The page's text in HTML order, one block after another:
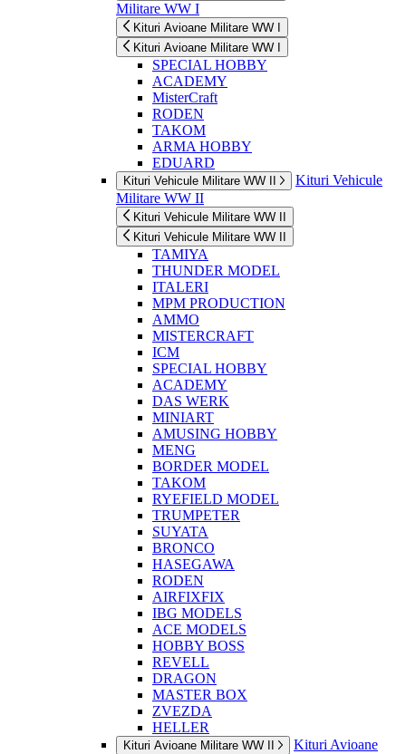
Militare WW I
Kituri Avioane Militare WW I
Kituri Avioane Militare WW I
SPECIAL HOBBY
ACADEMY
MisterCraft
RODEN
TAKOM
ARMA HOBBY
EDUARD
Kituri Vehicule Militare WW II
Kituri Vehicule
Militare WW II
Kituri Vehicule Militare WW II
Kituri Vehicule Militare WW II
TAMIYA
THUNDER MODEL
ITALERI
MPM PRODUCTION
AMMO
MISTERCRAFT
ICM
SPECIAL HOBBY
ACADEMY
DAS WERK
MINIART
AMUSING HOBBY
MENG
BORDER MODEL
TAKOM
RYEFIELD MODEL
TRUMPETER
SUYATA
BRONCO
HASEGAWA
RODEN
AIRFIXFIX
IBG MODELS
ACE MODELS
HOBBY BOSS
REVELL
DRAGON
MASTER BOX
ZVEZDA
HELLER
Kituri Avioane Militare WW II
Kituri Avioane